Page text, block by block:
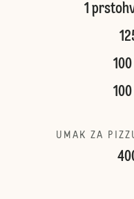
1
UMAK ZA